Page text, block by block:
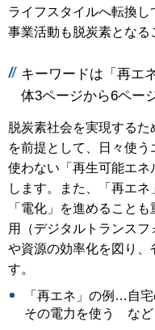
ライフスタイルへ転換
事業活動も脱炭素となる
キーワードは「再エ
体3ページから6ページ
脱炭素社会を実現する
を前提として、日々使
使わない「再生可能エネ
します。また、「再エネ
「電化」を進めること
用（デジタルトランス
や資源の効率化を図り
す。
「再エネ」の例…自
その電力を使う など